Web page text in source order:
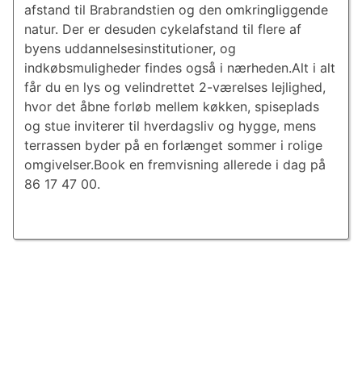
afstand til Brabrandstien og den omkringliggende
natur. Der er desuden cykelafstand til flere af
byens uddannelsesinstitutioner, og
indkøbsmuligheder findes også i nærheden.Alt i alt
får du en lys og velindrettet 2-værelses lejlighed,
hvor det åbne forløb mellem køkken, spiseplads
og stue inviterer til hverdagsliv og hygge, mens
terrassen byder på en forlænget sommer i rolige
omgivelser.Book en fremvisning allerede i dag på
86 17 47 00.